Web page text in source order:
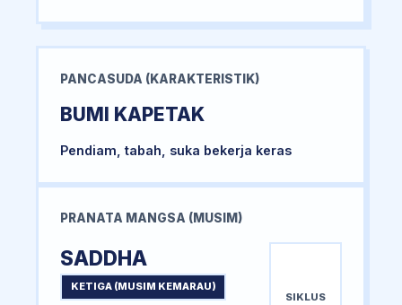
PANCASUDA (KARAKTERISTIK)
BUMI KAPETAK
Pendiam, tabah, suka bekerja keras
PRANATA MANGSA (MUSIM)
SADDHA
KETIGA (MUSIM KEMARAU)
SIKLUS